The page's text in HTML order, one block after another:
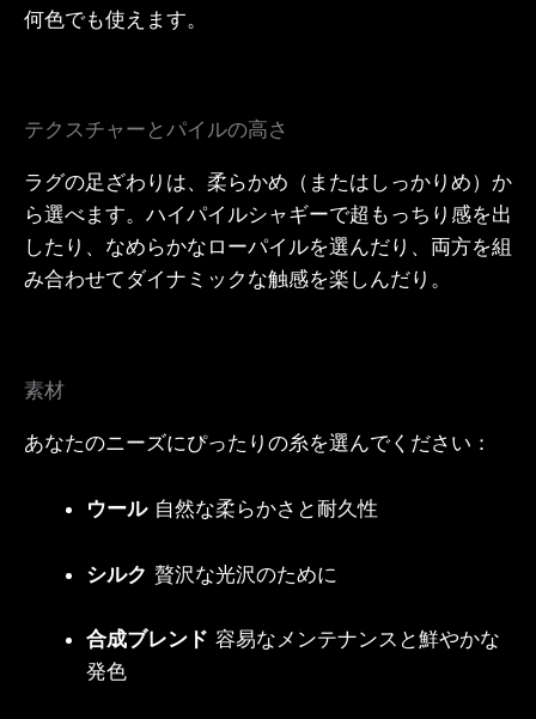
何色でも使えます。
テクスチャーとパイルの高さ
ラグの足ざわりは、柔らかめ（またはしっかりめ）か
ら選べます。ハイパイルシャギーで超もっちり感を出
したり、なめらかなローパイルを選んだり、両方を組
み合わせてダイナミックな触感を楽しんだり。
素材
あなたのニーズにぴったりの糸を選んでください：
ウール自然な柔らかさと耐久性
シルク 贅沢な光沢のために
合成ブレンド 容易なメンテナンスと鮮やかな
発色